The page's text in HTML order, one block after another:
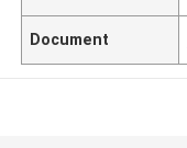
Document